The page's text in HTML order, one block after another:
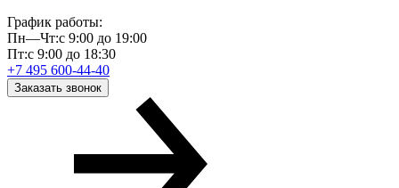
График работы:
Пн—Чт:с 9:00 до 19:00
Пт:с 9:00 до 18:30
+7 495 600-44-40
Заказать звонок